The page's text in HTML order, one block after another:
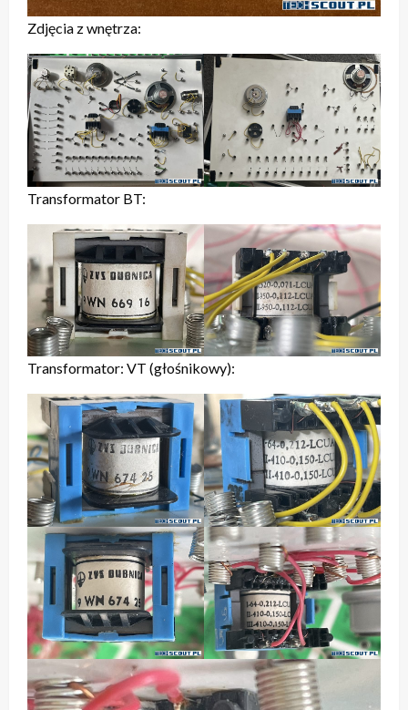
Zdjęcia z wnętrza:
Transformator BT:
Transformator: VT (głośnikowy):